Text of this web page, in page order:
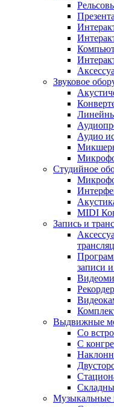
Звуковое
Аудио
Студийное
MIDI
Запись и
записи
Выдвижные
Со
С
Музыкальные